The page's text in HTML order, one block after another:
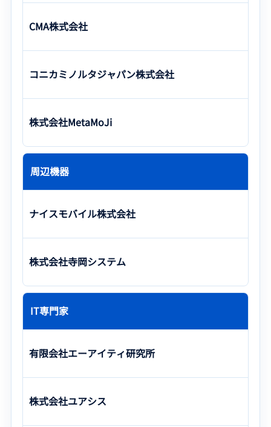
CMA株式会社
コニカミノルタジャパン株式会社
株式会社MetaMoJi
周辺機器
ナイスモバイル株式会社
株式会社寺岡システム
IT専門家
有限会社エーアイティ研究所
株式会社ユアシス